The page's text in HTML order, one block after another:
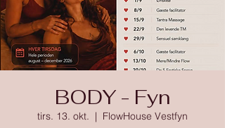
BODY - Fyn
tirs. 13. okt.
  |
FlowHouse Vestfyn